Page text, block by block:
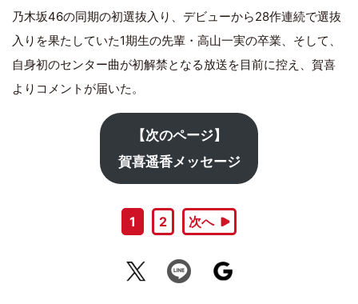
乃木坂46の同期の初選抜入り、デビューから28作連続で選抜
入りを果たしていた1期生の先輩・高山一実の卒業、そして、
自身初のセンター曲が初解禁となる放送を目前に控え、賀喜
よりコメントが届いた。
【次のページ】
賀喜遥香メッセージ
1 2 次へ